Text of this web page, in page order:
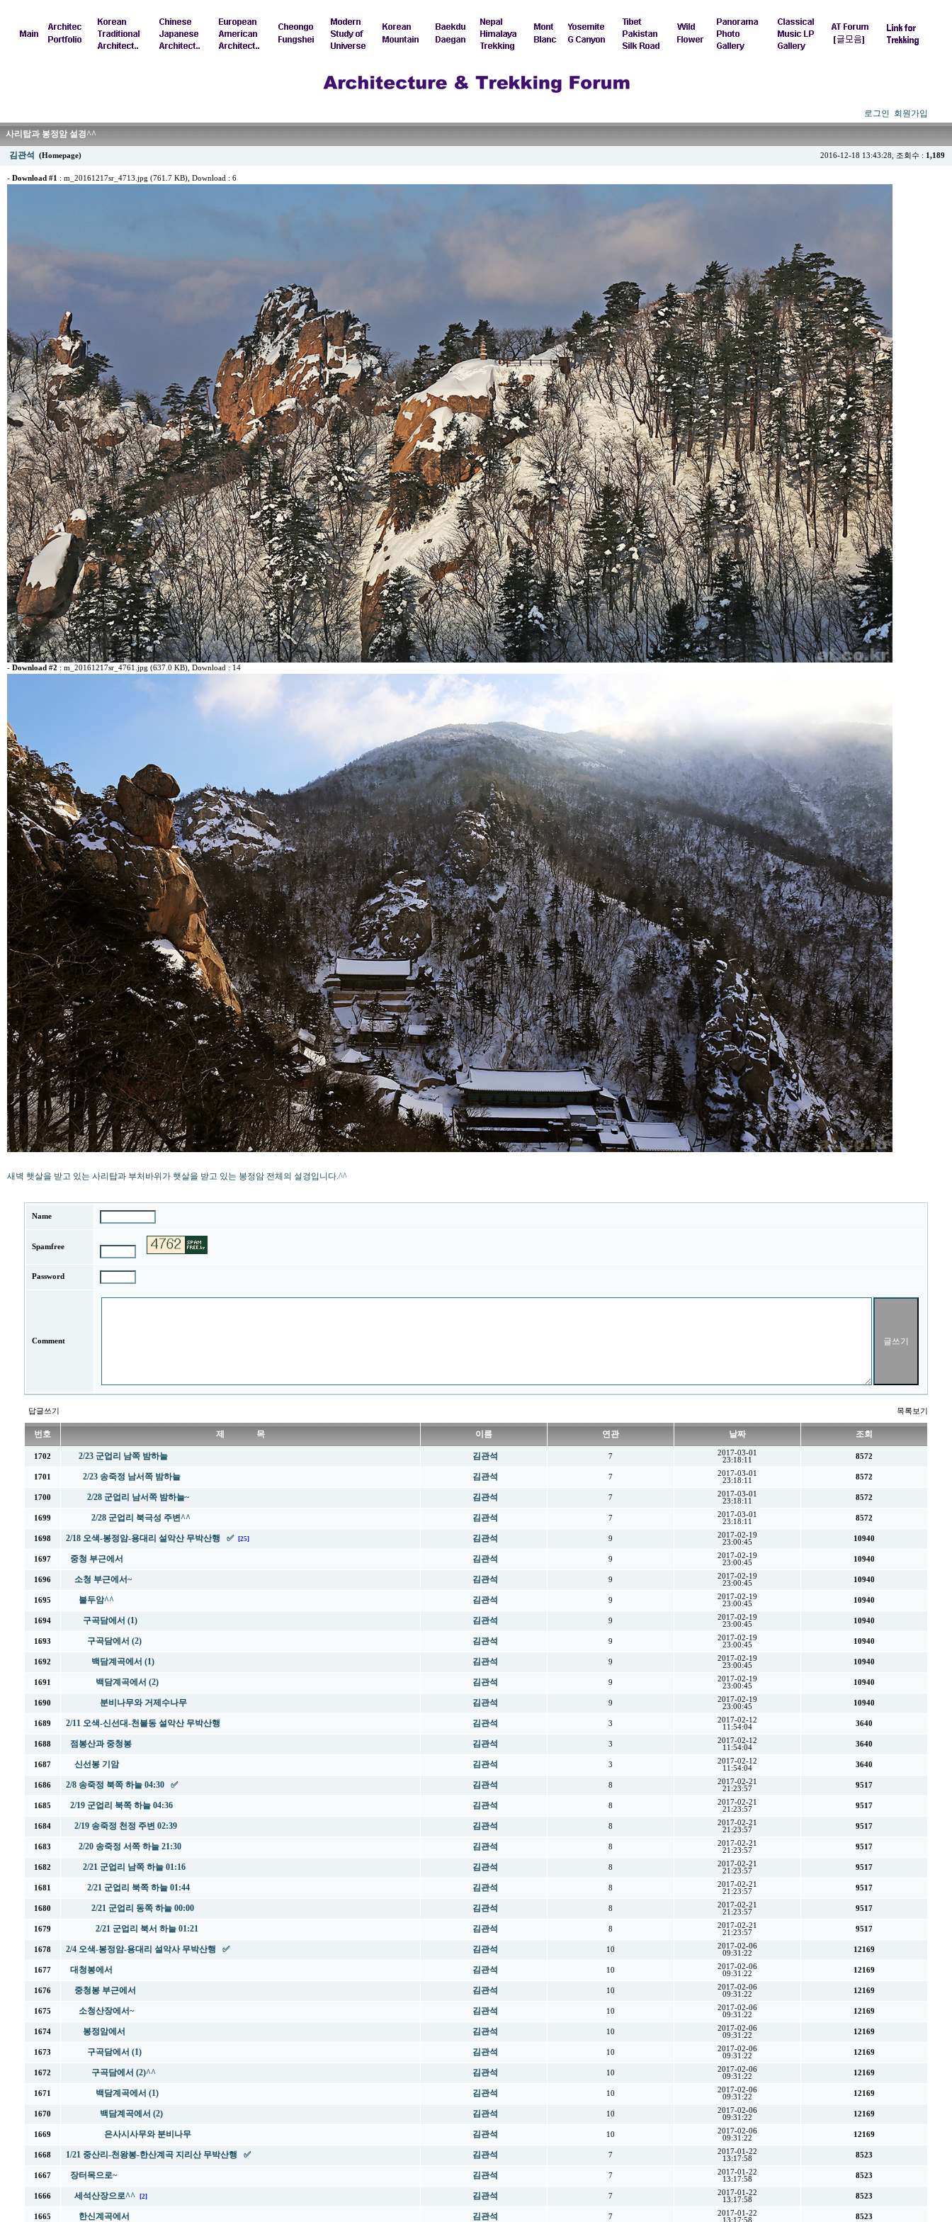
로그인 회원가입
사리탑과 봉정암 설경^^
김관석 (Homepage) 2016-12-18 13:43:28, 조회수 : 1,189
- Download #1 : m_20161217sr_4713.jpg (761.7 KB) , Download : 6
- Download #2 : m_20161217sr_4761.jpg (637.0 KB) , Download : 14
새벽 햇살을 받고 있는 사리탑과 부처바위가 햇살을 받고 있는 봉정암 전체의 설경입니다.^^
Name
Spamfree
Password
Comment
답글쓰기 목록보기
번호 제 목 이름 연관 날짜 조회
1702 2/23 군업리 남쪽 밤하늘 김관석 7
2017-03-01
23:18:11
8572
1701 2/23 송죽정 남서쪽 밤하늘 김관석 7
2017-03-01
23:18:11
8572
1700 2/28 군업리 남서쪽 밤하늘~ 김관석 7
2017-03-01
23:18:11
8572
1699 2/28 군업리 북극성 주변^^ 김관석 7
2017-03-01
23:18:11
8572
1698 2/18 오색-봉정암-용대리 설악산 무박산행 ✅ [25] 김관석 9
2017-02-19
23:00:45
10940
1697 중청 부근에서 김관석 9
2017-02-19
23:00:45
10940
1696 소청 부근에서~ 김관석 9
2017-02-19
23:00:45
10940
1695 불두암^^ 김관석 9
2017-02-19
23:00:45
10940
1694 구곡담에서 (1) 김관석 9
2017-02-19
23:00:45
10940
1693 구곡담에서 (2) 김관석 9
2017-02-19
23:00:45
10940
1692 백담계곡에서 (1) 김관석 9
2017-02-19
23:00:45
10940
1691 백담계곡에서 (2) 김관석 9
2017-02-19
23:00:45
10940
1690 분비나무와 거제수나무 김관석 9
2017-02-19
23:00:45
10940
1689 2/11 오색-신선대-천불동 설악산 무박산행 김관석 3
2017-02-12
11:54:04
3640
1688 점봉산과 중청봉 김관석 3
2017-02-12
11:54:04
3640
1687 신선봉 기암 김관석 3
2017-02-12
11:54:04
3640
1686 2/8 송죽정 북쪽 하늘 04:30 ✅ 김관석 8
2017-02-21
21:23:57
9517
1685 2/19 군업리 북쪽 하늘 04:36 김관석 8
2017-02-21
21:23:57
9517
1684 2/19 송죽정 천정 주변 02:39 김관석 8
2017-02-21
21:23:57
9517
1683 2/20 송죽정 서쪽 하늘 21:30 김관석 8
2017-02-21
21:23:57
9517
1682 2/21 군업리 남쪽 하늘 01:16 김관석 8
2017-02-21
21:23:57
9517
1681 2/21 군업리 북쪽 하늘 01:44 김관석 8
2017-02-21
21:23:57
9517
1680 2/21 군업리 동쪽 하늘 00:00 김관석 8
2017-02-21
21:23:57
9517
1679 2/21 군업리 북서 하늘 01:21 김관석 8
2017-02-21
21:23:57
9517
1678 2/4 오색-봉정암-용대리 설악사 무박산행 ✅ 김관석 10
2017-02-06
09:31:22
12169
1677 대청봉에서 김관석 10
2017-02-06
09:31:22
12169
1676 중청봉 부근에서 김관석 10
2017-02-06
09:31:22
12169
1675 소청산장에서~ 김관석 10
2017-02-06
09:31:22
12169
1674 봉정암에서 김관석 10
2017-02-06
09:31:22
12169
1673 구곡담에서 (1) 김관석 10
2017-02-06
09:31:22
12169
1672 구곡담에서 (2)^^ 김관석 10
2017-02-06
09:31:22
12169
1671 백담계곡에서 (1) 김관석 10
2017-02-06
09:31:22
12169
1670 백담계곡에서 (2) 김관석 10
2017-02-06
09:31:22
12169
1669 은사시사무와 분비나무 김관석 10
2017-02-06
09:31:22
12169
1668 1/21 중산리-천왕봉-한산계곡 지리산 무박산행 ✅ 김관석 7
2017-01-22
13:17:58
8523
1667 장터목으로~ 김관석 7
2017-01-22
13:17:58
8523
1666 세석산장으로^^ [2] 김관석 7
2017-01-22
13:17:58
8523
1665 한신계곡에서 김관석 7
2017-01-22
13:17:58
8523